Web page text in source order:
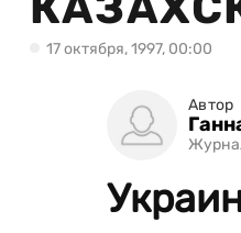
17 октября, 1997, 00:00
Автор